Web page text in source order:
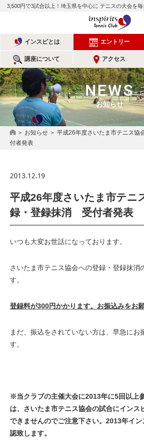
3,500円で3試合以上！埼玉県を中心に テニスの大会を
イ
インスピとは エントリー
講座について アクセス
NEWS
お知らせ
HOMEお知らせ
平成26年度さいたま市テニス
付者発表
2013.12.19
平成26年度さいたま市テニ
録・登録抹消 受付者発表
いつも大変お世話になっております。
さいたま市テニス協会への登録・登録抹消
す。
登録料が300円かかります。お振込みをお願
まだ、振込をされていない方は、早急にお
す。
※当クラブの主催大会に2013年に5回以上
は、さいたま市テニス協会の試合にインス
できませんのでご注意下さい。2013年イ
認致します。